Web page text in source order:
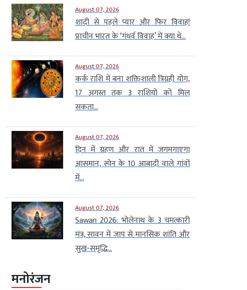
August 07, 2026
शादी से पहले प्यार और फिर विवाह!
प्राचीन भारत के ‘गंधर्व विवाह’ में क्या थे...
August 07, 2026
कर्क राशि में बना शक्तिशाली त्रिग्रही योग,
17 अगस्त तक 3 राशियों को मिल
सकता...
August 07, 2026
दिन में ग्रहण और रात में जगमगाएगा
आसमान, स्पेन के 10 आबादी वाले गांवों
में...
August 07, 2026
Sawan 2026: भोलेनाथ के 3 चमत्कारी
मंत्र, सावन में जाप से मानसिक शांति और
सुख-समृद्धि...
मनोरंजन